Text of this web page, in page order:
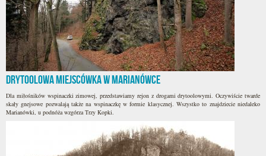
Drytoolowa miejscówka w Marianówce
Dla miłośników wspinaczki zimowej, przedstawiamy rejon z drogami drytoolowymi. Oczywiście twarde
skały gnejsowe pozwalają także na wspinaczkę w formie klasycznej. Wszystko to znajdziecie niedaleko
Marianówki, u podnóża wzgórza Trzy Kopki.